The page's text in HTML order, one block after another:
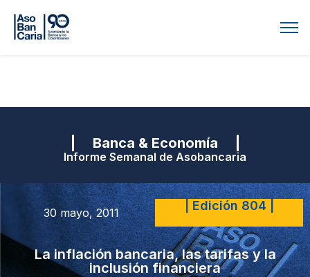
| Banca & Economía |
Informe Semanal de Asobancaria
30 mayo, 2011 | Edición 804 |
La inflación bancaria, las tarifas y la
inclusión financiera